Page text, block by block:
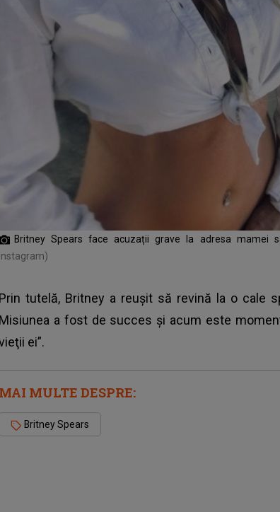
Britney Spears face acuzații grave la adresa mamei
Instagram)
Prin tutelă, Britney a reuşit să revină la o cale
Misiunea a fost de succes şi acum este
ei”.
MAI MULTE DESPRE:
Britney Spears